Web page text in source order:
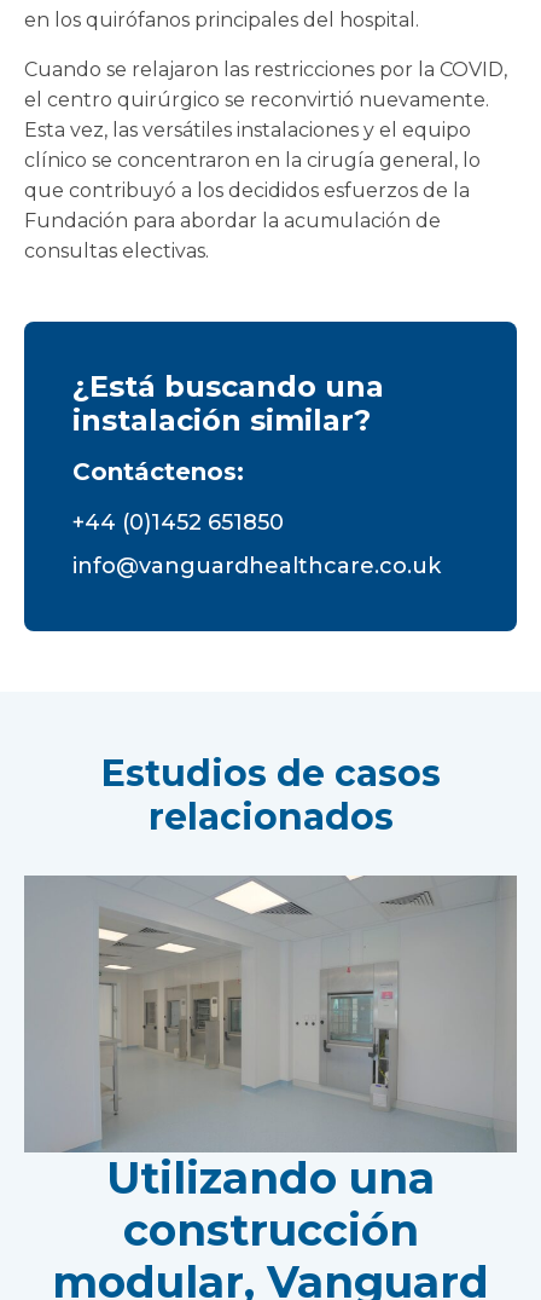
en los quirófanos principales del hospital.
Cuando se relajaron las restricciones por la COVID,
el centro quirúrgico se reconvirtió nuevamente.
Esta vez, las versátiles instalaciones y el equipo
clínico se concentraron en la cirugía general, lo
que contribuyó a los decididos esfuerzos de la
Fundación para abordar la acumulación de
consultas electivas.
¿Está buscando una
instalación similar?
Contáctenos:
+44 (0)1452 651850
info@vanguardhealthcare.co.uk
Estudios de casos
relacionados
Utilizando una
construcción
modular, Vanguard